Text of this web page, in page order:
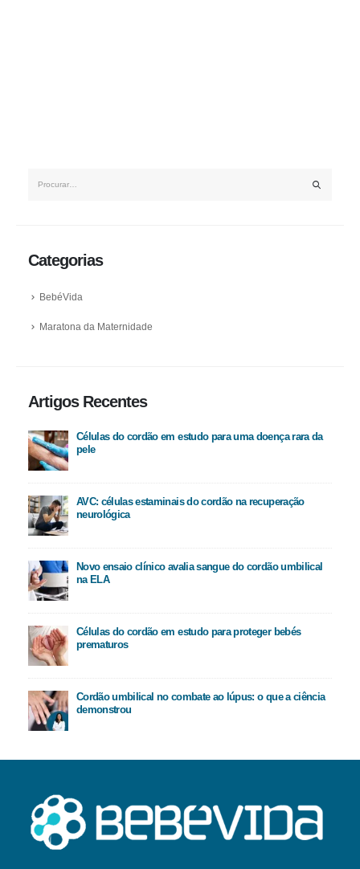
Categorias
BebéVida
Maratona da Maternidade
Artigos Recentes
Células do cordão em estudo para uma doença rara da
pele
AVC: células estaminais do cordão na recuperação
neurológica
Novo ensaio clínico avalia sangue do cordão umbilical
na ELA
Células do cordão em estudo para proteger bebés
prematuros
Cordão umbilical no combate ao lúpus: o que a ciência
demonstrou